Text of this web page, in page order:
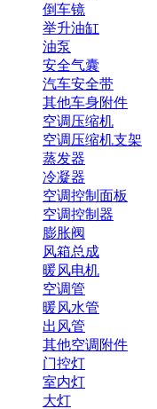
倒车镜
举升油缸
油泵
安全气囊
汽车安全带
其他车身附件
空调压缩机
空调压缩机支架
蒸发器
冷凝器
空调控制面板
空调控制器
膨胀阀
风箱总成
暖风电机
空调管
暖风水管
出风管
其他空调附件
门控灯
室内灯
大灯